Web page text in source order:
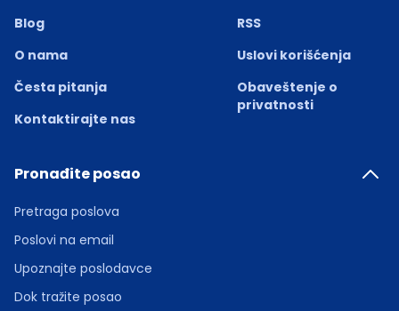
Blog
O nama
Česta pitanja
Kontaktirajte nas
RSS
Uslovi korišćenja
Obaveštenje o
privatnosti
Pronađite posao
Pretraga poslova
Poslovi na email
Upoznajte poslodavce
Dok tražite posao